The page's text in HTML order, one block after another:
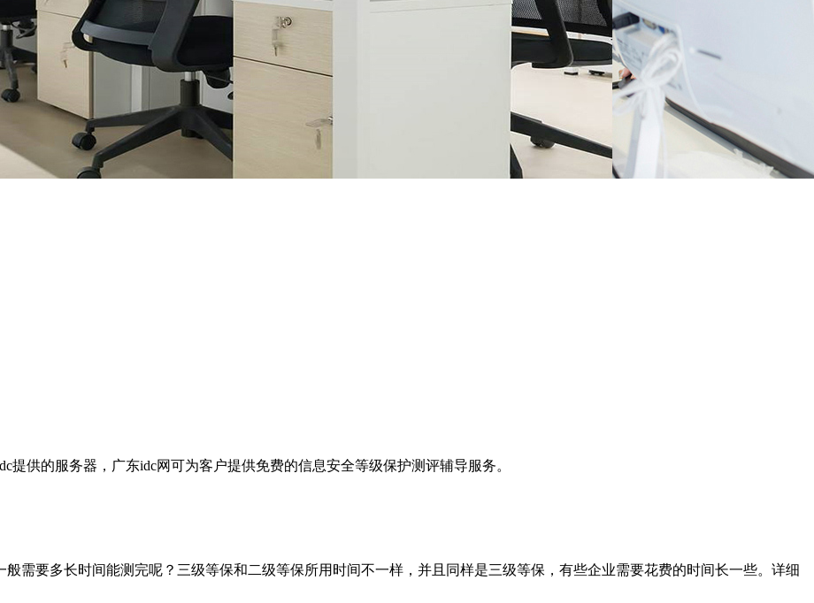
提供的服务器，广东idc网可为客户提供免费的信息安全等级保护测评辅导服务。
需要多长时间能测完呢？三级等保和二级等保所用时间不一样，并且同样是三级等保，有些企业需要花费的时间长一些。详细